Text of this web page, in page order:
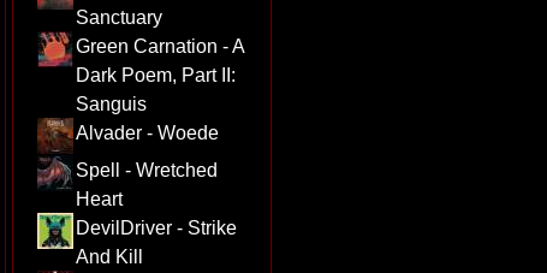
Sanctuary
Green Carnation - A
Dark Poem, Part II:
Sanguis
Alvader - Woede
Spell - Wretched
Heart
DevilDriver - Strike
And Kill